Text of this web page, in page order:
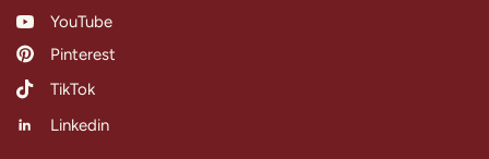
YouTube
Pinterest
TikTok
Linkedin